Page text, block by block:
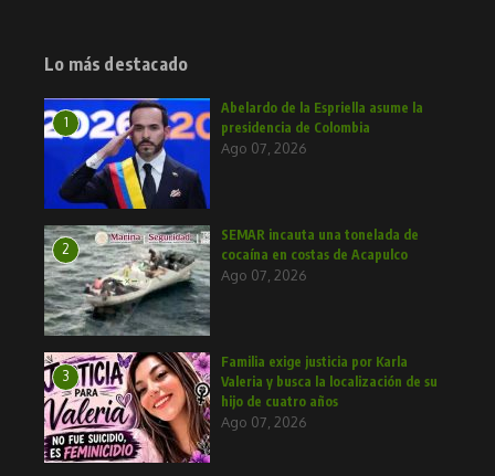
Lo más destacado
1
Abelardo de la Espriella asume la
presidencia de Colombia
Ago 07, 2026
2
SEMAR incauta una tonelada de
cocaína en costas de Acapulco
Ago 07, 2026
3
Familia exige justicia por Karla
Valeria y busca la localización de su
hijo de cuatro años
Ago 07, 2026